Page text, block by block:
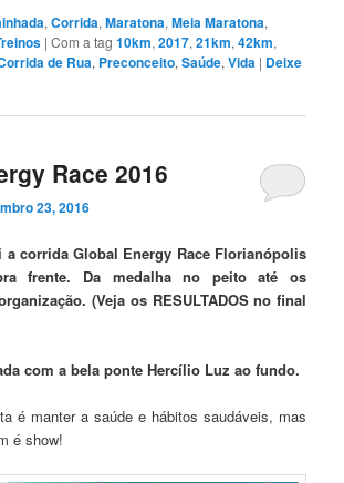
,Corrida,Maratona,Meia Maratona,
|Com a tag10km,2017,21km,42km,
de Rua, Preconceito,Saúde,Vida | Deixe
Race 2016
23, 2016
a corrida Global Energy Race Florianópolis
frente. Da medalha no peito até os
(Veja os RESULTADOS no final
com a bela ponte Hercílio Luz ao fundo.
é manter a saúde e hábitos saudáveis, mas
é show!